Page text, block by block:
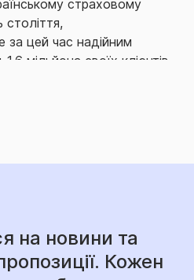
страховому
за цей час надійним
мільйона своїх клієнтів,
продовжує міцно
ринку за обсягом премій
на новини та
Кожен